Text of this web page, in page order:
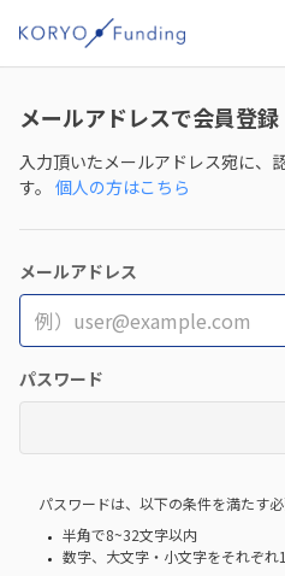
メールアドレスで会員登録
入力頂いたメールアドレス宛に、
す。 個人の方はこちら
メールアドレス
パスワード
パスワードは、以下の条件を満たす必
半角で8~32文字以内
数字、大文字・小文字をそれぞれ